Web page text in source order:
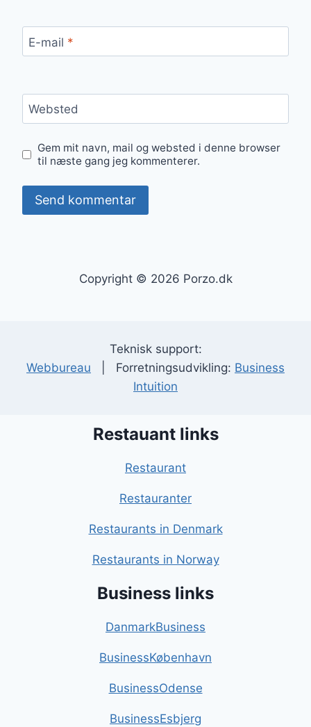
E-mail *
Websted
Gem mit navn, mail og websted i denne browser
til næste gang jeg kommenterer.
Copyright © 2026 Porzo.dk
Teknisk support:
Webbureau | Forretningsudvikling: Business
Intuition
Restauant links
Restaurant
Restauranter
Restaurants in Denmark
Restaurants in Norway
Business links
DanmarkBusiness
BusinessKøbenhavn
BusinessOdense
BusinessEsbjerg